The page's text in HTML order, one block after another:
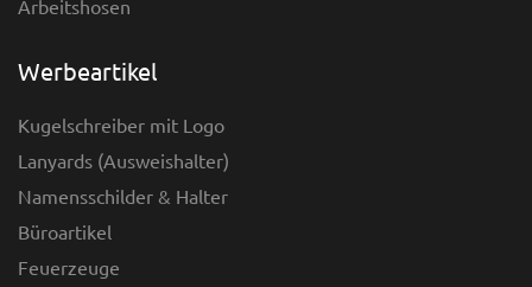
Arbeitshosen
Werbeartikel
Kugelschreiber mit Logo
Lanyards (Ausweishalter)
Namensschilder & Halter
Büroartikel
Feuerzeuge